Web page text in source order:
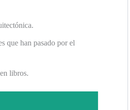
que han pasado por el
libros.